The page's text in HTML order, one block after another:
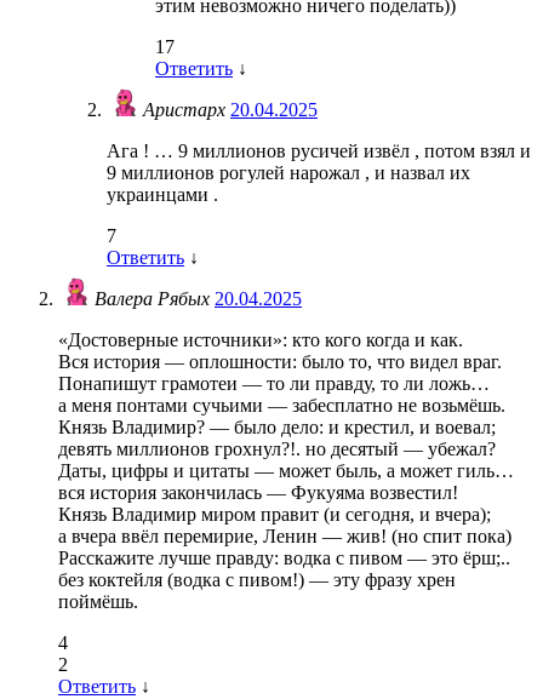
этим невозможно ничего поделать))
17
Ответить ↓
Аристарх 20.04.2025
Ага ! … 9 миллионов русичей извёл , потом взял и
9 миллионов рогулей нарожал , и назвал их
украинцами .
7
Ответить ↓
Валера Рябых 20.04.2025
«Достоверные источники»: кто кого когда и как.
Вся история — оплошности: было то, что видел враг.
Понапишут грамотеи — то ли правду, то ли ложь…
а меня понтами сучьими — забесплатно не возьмёшь.
Князь Владимир? — было дело: и крестил, и воевал;
девять миллионов грохнул?!. но десятый — убежал?
Даты, цифры и цитаты — может быль, а может гиль…
вся история закончилась — Фукуяма возвестил!
Князь Владимир миром правит (и сегодня, и вчера);
а вчера ввёл перемирие, Ленин — жив! (но спит пока)
Расскажите лучше правду: водка с пивом — это ёрш;..
без коктейля (водка с пивом!) — эту фразу хрен
поймёшь.
4
2
Ответить ↓